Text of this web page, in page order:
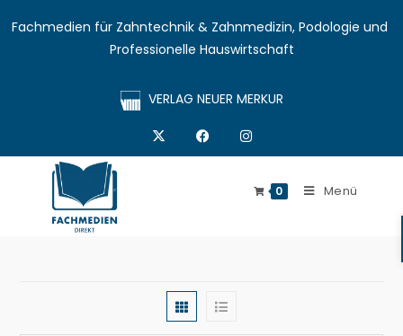
Fachmedien für Zahntechnik & Zahnmedizin, Podologie und
Professionelle Hauswirtschaft
VERLAG NEUER MERKUR
0 Menü